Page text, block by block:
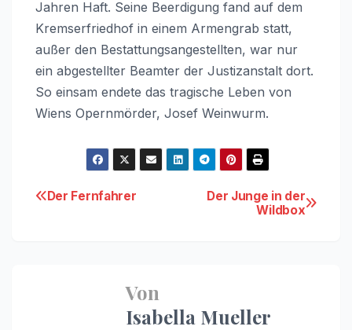
Jahren Haft. Seine Beerdigung fand auf dem
Kremserfriedhof in einem Armengrab statt,
außer den Bestattungsangestellten, war nur
ein abgestellter Beamter der Justizanstalt dort.
So einsam endete das tragische Leben von
Wiens Opernmörder, Josef Weinwurm.
BeitragsnavigationDer Junge in der
Wildbox
Der Fernfahrer
Von
Isabella Mueller